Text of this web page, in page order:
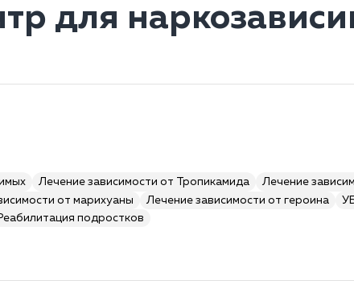
для
Лечение зависимости от Тропикамида
Лечение
от марихуаны Лечение зависимости от героина
подростков